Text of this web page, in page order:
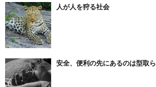
人が人を狩る社会
安全、便利の先にあるのは型取